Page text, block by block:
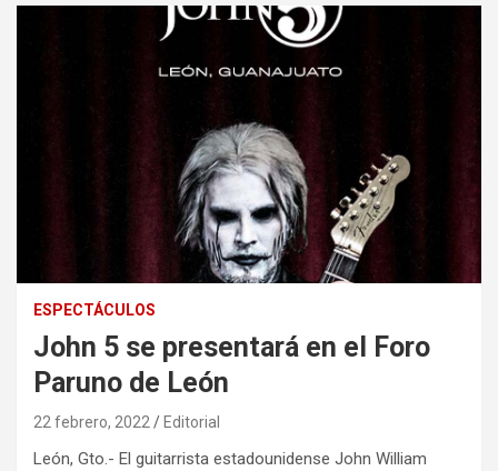
ESPECTÁCULOS
John 5 se presentará en el Foro
Paruno de León
22 febrero, 2022 Editorial
León, Gto.- El guitarrista estadounidense John William